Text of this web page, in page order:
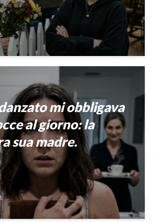
mi obbligava
al giorno: la
sua madre.